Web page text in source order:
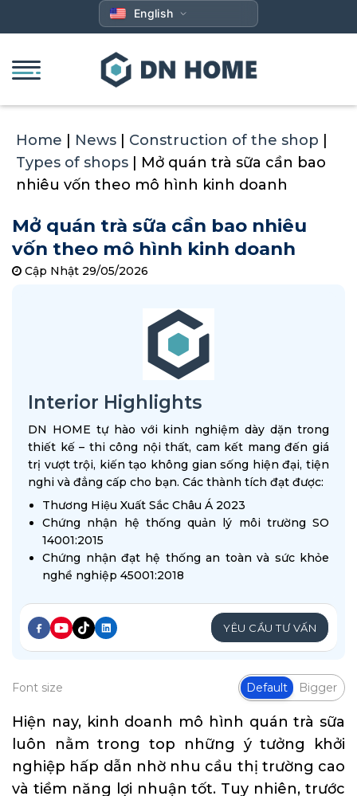
to
English
Home News Construction of the shop
Types of shops
Mở quán trà sữa cần bao
nhiêu vốn theo mô hình kinh doanh
Mở quán trà sữa cần bao nhiêu
vốn theo mô hình kinh doanh
Cập Nhật 29/05/2026
Interior Highlights
DN HOME tự hào với kinh nghiệm dày dặn trong
thiết kế – thi công nội thất, cam kết mang đến giá
trị vượt trội, kiến tạo không gian sống hiện đại, tiện
nghi và đẳng cấp cho bạn. Các thành tích đạt được:
Thương Hiệu Xuất Sắc Châu Á 2023
Chứng nhận hệ thống quản lý môi trường SO
14001:2015
Chứng nhận đạt hệ thống an toàn và sức khỏe
nghề nghiệp 45001:2018
YÊU CẦU TƯ VẤN
Font size Default Bigger
Hiện nay, kinh doanh mô hình quán trà sữa
luôn nằm trong top những ý tưởng khởi
nghiệp hấp dẫn nhờ nhu cầu thị trường cao
và tiềm năng lợi nhuận tốt. Tuy nhiên, trước